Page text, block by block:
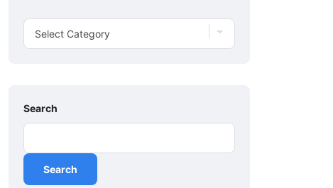
Search
Search